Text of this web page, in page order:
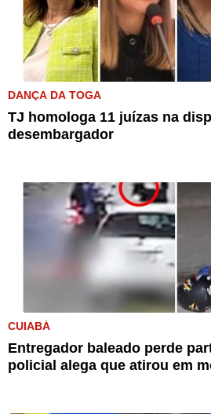
DANÇA DA TOGA
TJ homologa 11 juízas na
desembargador
CUIABÁ
Entregador baleado perde
policial alega que atirou em